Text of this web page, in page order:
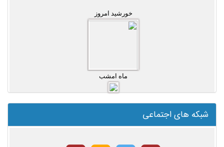
خورشید امروز
ماه امشب
شبکه های اجتماعی